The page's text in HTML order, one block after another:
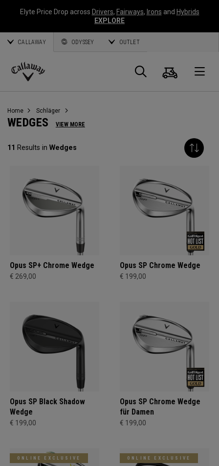
Elyte Price Drop across Drivers, Fairways, Irons and Hybrids
EXPLORE
CALLAWAY ODYSSEY OUTLET
Callaway
Suche
Home Schläger
WEDGES VIEW MORE
11 Results in Wedges
Opus SP+ Chrome Wedge
€ 269,00
Opus SP Chrome Wedge
€ 199,00
Opus SP Black Shadow
Wedge
€ 199,00
Opus SP Chrome Wedge
für Damen
€ 199,00
ONLINE EXCLUSIVE ONLINE EXCLUSIVE